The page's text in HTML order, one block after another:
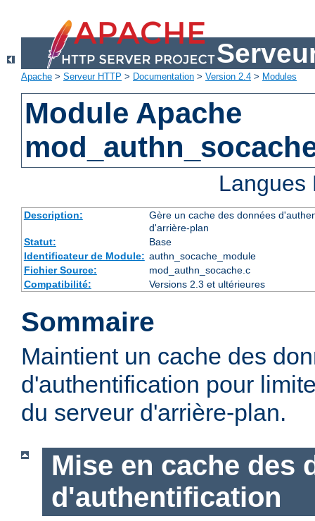
Apache > Serveur HTTP > Documentation > Version 2.4 > Modules
Module Apache
Description:
Gère un cache des données
d'arrière-plan
Statut:
Base
Identificateur de Module: authn_socache_module
Fichier Source:
mod_authn_socache.c
Compatibilité:
Versions 2.3 et ultérieures
Sommaire
Maintient un cache des
d'authentification pour
du serveur d'arrière-plan.
Mise en cache des
d'authentification